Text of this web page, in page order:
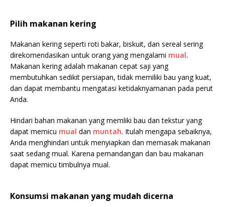
Pilih makanan kering
Makanan kering seperti roti bakar, biskuit, dan sereal sering
direkomendasikan untuk orang yang mengalami mual.
Makanan kering adalah makanan cepat saji yang
membutuhkan sedikit persiapan, tidak memiliki bau yang kuat,
dan dapat membantu mengatasi ketidaknyamanan pada perut
Anda.
Hindari bahan makanan yang memliki bau dan tekstur yang
dapat memicu mual dan muntah. Itulah mengapa sebaiknya,
Anda menghindari untuk menyiapkan dan memasak makanan
saat sedang mual. Karena pemandangan dan bau makanan
dapat memicu timbulnya mual.
Konsumsi makanan yang mudah dicerna